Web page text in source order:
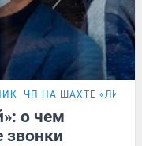
ЧП НА ШАХТЕ
о чем
звонки